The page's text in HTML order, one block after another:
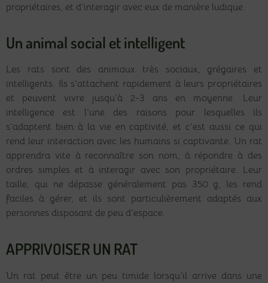
propriétaires, et d’interagir avec eux de manière ludique.
Un animal social et intelligent
Les rats sont des animaux très sociaux, grégaires et
intelligents. Ils s’attachent rapidement à leurs propriétaires
et peuvent vivre jusqu’à 2-3 ans en moyenne. Leur
intelligence est l’une des raisons pour lesquelles ils
s’adaptent bien à la vie en captivité, et c’est aussi ce qui
rend leur interaction avec les humains si captivante. Un rat
apprendra vite à reconnaître son nom, à répondre à des
ordres simples et à interagir avec son propriétaire. Leur
taille, qui ne dépasse généralement pas 350 g, les rend
faciles à gérer, et ils sont particulièrement adaptés aux
personnes disposant de peu d’espace.
APPRIVOISER UN RAT
Un rat peut être un peu timide lorsqu’il arrive dans une